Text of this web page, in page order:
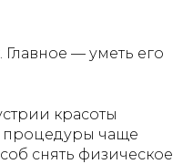
Главное — уметь его
красоты
процедуры чаще
снять физическое